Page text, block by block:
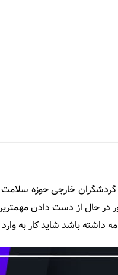
گردشگران خارجی حوزه
در حال از دست دادن
داشته باشد شاید کار به